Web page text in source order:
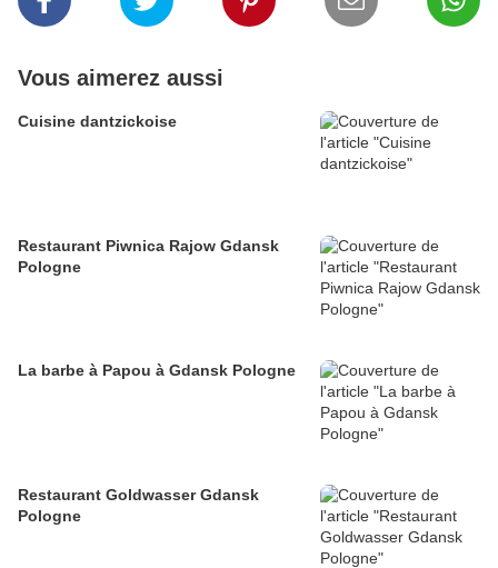
Vous aimerez aussi
Cuisine dantzickoise
Restaurant Piwnica Rajow Gdansk
Pologne
La barbe à Papou à Gdansk Pologne
Restaurant Goldwasser Gdansk
Pologne